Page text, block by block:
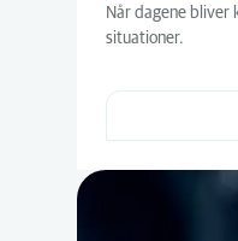
Når dagene
situationer.